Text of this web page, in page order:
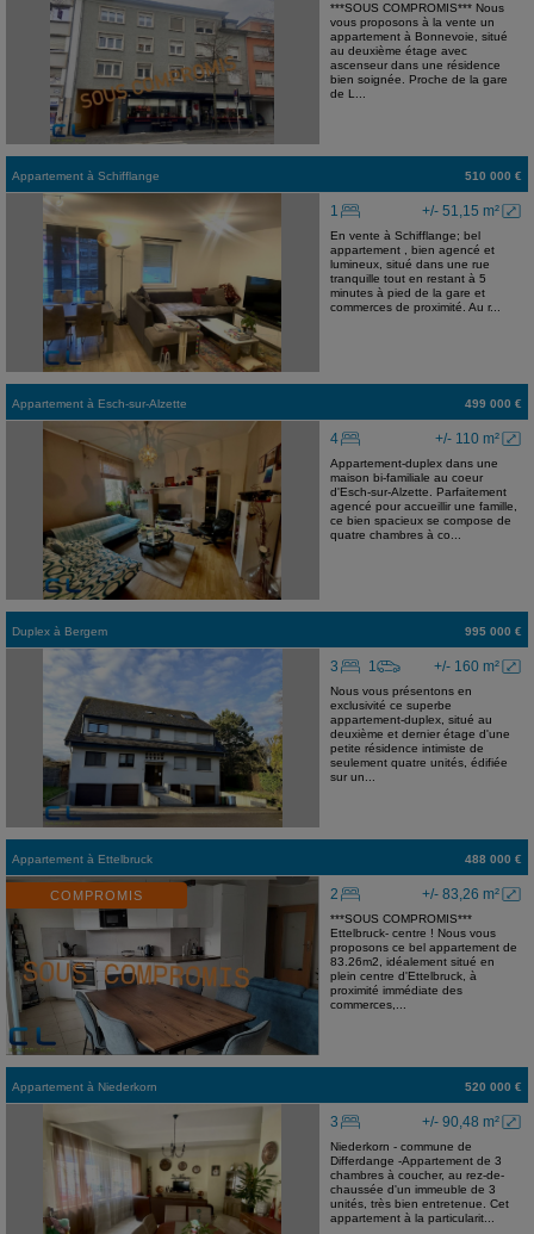
***SOUS COMPROMIS*** Nous
vous proposons à la vente un
appartement à Bonnevoie, situé
au deuxième étage avec
ascenseur dans une résidence
bien soignée. Proche de la gare
de L...
Appartement à Schifflange 510 000 €
+/- 51,15 m²
1
En vente à Schifflange; bel
appartement , bien agencé et
lumineux, situé dans une rue
tranquille tout en restant à 5
minutes à pied de la gare et
commerces de proximité. Au r...
Appartement à Esch-sur-Alzette 499 000 €
+/- 110 m²
4
Appartement-duplex dans une
maison bi-familiale au coeur
d'Esch-sur-Alzette. Parfaitement
agencé pour accueillir une famille,
ce bien spacieux se compose de
quatre chambres à co...
Duplex à Bergem 995 000 €
+/- 160 m²
3 1
Nous vous présentons en
exclusivité ce superbe
appartement-duplex, situé au
deuxième et dernier étage d'une
petite résidence intimiste de
seulement quatre unités, édifiée
sur un...
Appartement à Ettelbruck 488 000 €
COMPROMIS +/- 83,26 m²
2
***SOUS COMPROMIS***
Ettelbruck- centre ! Nous vous
proposons ce bel appartement de
83.26m2, idéalement situé en
plein centre d'Ettelbruck, à
proximité immédiate des
commerces,...
Appartement à Niederkorn 520 000 €
+/- 90,48 m²
3
Niederkorn - commune de
Differdange -Appartement de 3
chambres à coucher, au rez-de-
chaussée d'un immeuble de 3
unités, très bien entretenue. Cet
appartement à la particularit...